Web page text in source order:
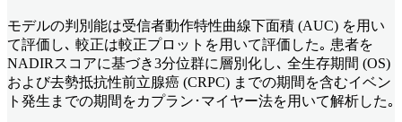
モデルの判別能は受信者動作特性曲線下面積 (AUC) を用い
て評価し､ 較正は較正プロットを用いて評価した｡ 患者を
NADIRスコアに基づき3分位群に層別化し､ 全生存期間 (OS)
および去勢抵抗性前立腺癌 (CRPC) までの期間を含むイベン
ト発生までの期間をカプラン･マイヤー法を用いて解析した｡